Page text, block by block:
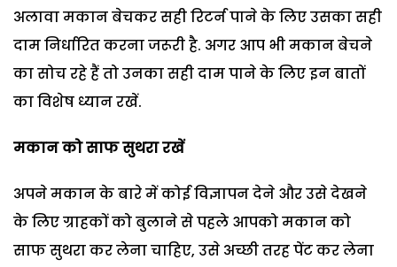
अलावा मकान बेचकर सही रिटर्न पाने के लिए उसका सही
दाम निर्धारित करना जरूरी है. अगर आप भी मकान बेचने
का सोच रहे हैं तो उनका सही दाम पाने के लिए इन बातों
का विशेष ध्यान रखें.
मकान को साफ सुथरारखें
अपने मकान के बारे में कोई विज्ञापन देने और उसे देखने
के लिए ग्राहकों को बुलाने से पहले आपको मकान को
साफ सुथरा कर लेना चाहिए, उसे अच्छी तरह पेंट कर लेना